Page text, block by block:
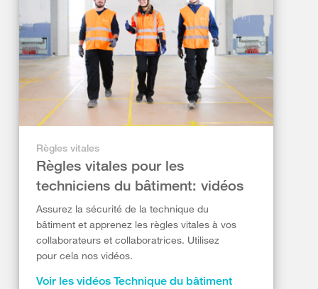
Règles vitales
Règles vitales pour les
techniciens du bâtiment: vidéos
Assurez la sécurité de la technique du
bâtiment et apprenez les règles vitales à vos
collaborateurs et collaboratrices. Utilisez
pour cela nos vidéos.
Voir les vidéos Technique du bâtiment